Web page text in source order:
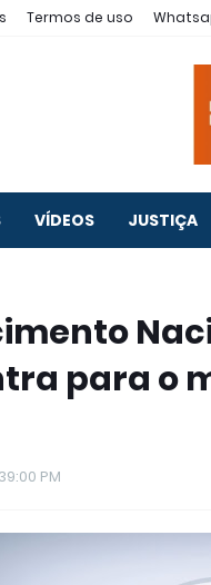
Termos de uso
VÍDEOS JUSTIÇA
para o
PM